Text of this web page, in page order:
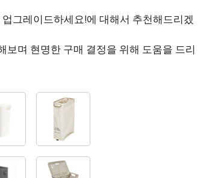
그레이드하세요!에 대해서 추천해드리겠
며 현명한 구매 결정을 위해 도움을 드리